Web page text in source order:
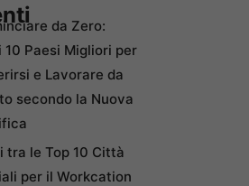
da Zero:
10 Paesi Migliori per
e Lavorare da
secondo la Nuova
tra le Top 10 Città
per il Workcation